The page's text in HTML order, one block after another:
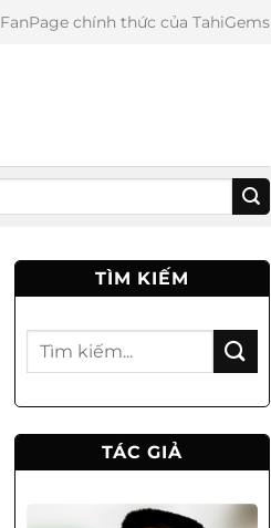
FanPage chính thức của TahiGems
TÌM KIẾM
TÁC GIẢ